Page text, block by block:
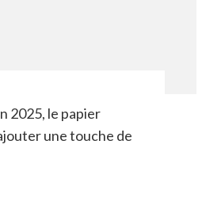
2025, le papier
une touche de